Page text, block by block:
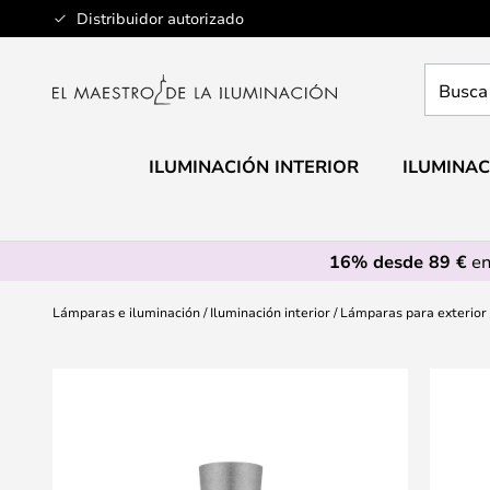
Distribuidor autorizado
Ir
al
aquí
ILUMINACIÓN INTERIOR
16% desde 89 €
Lámparas e iluminación Iluminación interior Lámparas para exterior